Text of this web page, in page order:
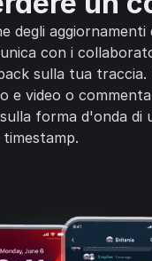
degli aggiornamenti
con i
sulla tua traccia.
e video o commenta
forma d'onda di